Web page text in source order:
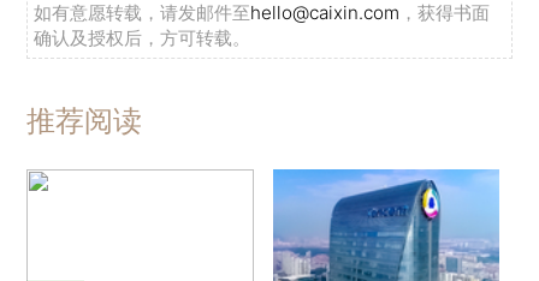
如有意愿转载，请发邮件至hello@caixin.com ，获得书面
确认及授权后，方可转载。
推荐阅读